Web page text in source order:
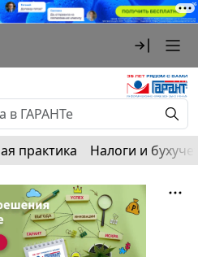
практика Налоги и